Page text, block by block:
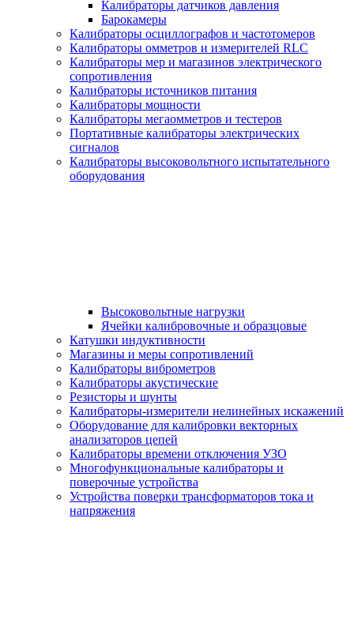
Калибраторы датчиков давления
Барокамеры
Калибраторы осциллографов и частотомеров
Калибраторы омметров и измерителей RLC
Калибраторы мер и магазинов электрического
сопротивления
Калибраторы источников питания
Калибраторы мощности
Калибраторы мегаомметров и тестеров
Портативные калибраторы электрических
сигналов
Калибраторы высоковольтного испытательного
оборудования
Высоковольтные нагрузки
Ячейки калибровочные и образцовые
Катушки индуктивности
Магазины и меры сопротивлений
Калибраторы виброметров
Калибраторы акустические
Резисторы и шунты
Калибраторы-измерители нелинейных искажений
Оборудование для калибровки векторных
анализаторов цепей
Калибраторы времени отключения УЗО
Многофункциональные калибраторы и
поверочные устройства
Устройства поверки трансформаторов тока и
напряжения